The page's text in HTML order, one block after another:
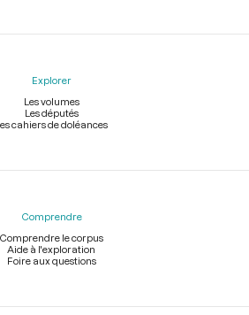
Explorer
Les volumes
Les députés
cahiers de doléances
Comprendre
Comprendre le corpus
Aide à l'exploration
Foire aux questions